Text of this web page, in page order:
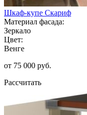
Шкаф-купе Скариф
Материал фасада:
Зеркало
Цвет:
Венге
от 75 000 руб.
Рассчитать